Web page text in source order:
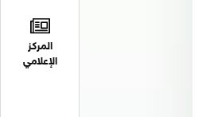
المركز
الإعلامي